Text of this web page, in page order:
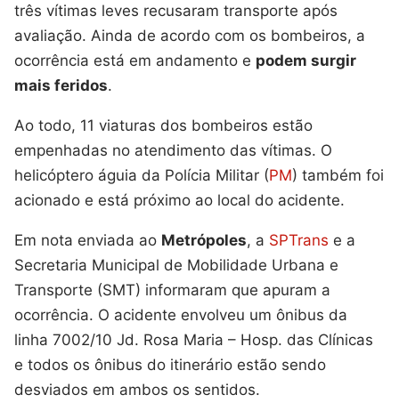
três vítimas leves recusaram transporte após
avaliação. Ainda de acordo com os bombeiros, a
ocorrência está em andamento e podem surgir
mais feridos.
Ao todo, 11 viaturas dos bombeiros estão
empenhadas no atendimento das vítimas. O
helicóptero águia da Polícia Militar (PM) também foi
acionado e está próximo ao local do acidente.
Em nota enviada ao Metrópoles, a SPTrans e a
Secretaria Municipal de Mobilidade Urbana e
Transporte (SMT) informaram que apuram a
ocorrência. O acidente envolveu um ônibus da
linha 7002/10 Jd. Rosa Maria – Hosp. das Clínicas
e todos os ônibus do itinerário estão sendo
desviados em ambos os sentidos.